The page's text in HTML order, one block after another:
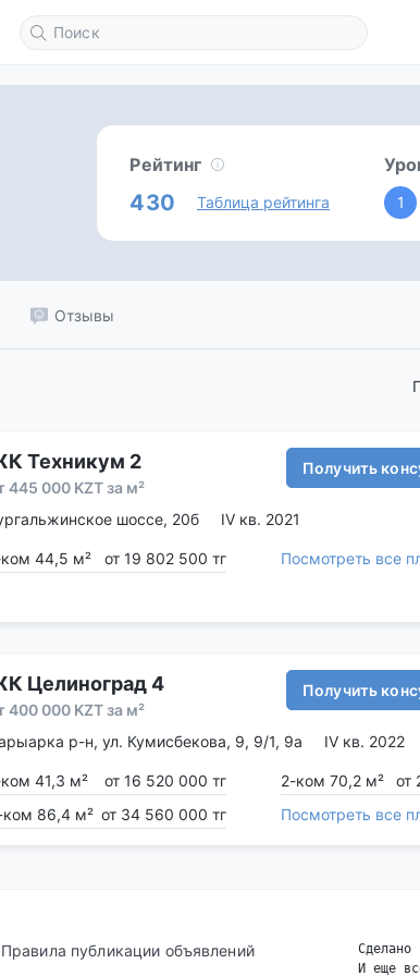
Рейтинг
430 Таблица рейтинга 1
Отзывы
Техникум 2
445 000 KZT за м²
Получить
шоссе, 20б IV кв. 2021
44,5 м² от 19 802 500 тг Посмотреть все
Целиноград 4
400 000 KZT за м²
Получить
р-н, ул. Кумисбекова, 9, 9/1, 9а IV кв. 2022
41,3 м² от 16 520 000 тг 2-ком 70,2 м²
от
ком 86,4 м² от 34 560 000 тг Посмотреть все
Правила публикации объявлений
Сделано
И еще